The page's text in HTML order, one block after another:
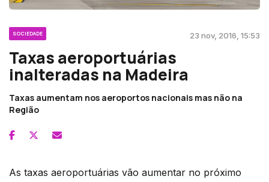
SOCIEDADE 23 nov, 2016, 15:53
Taxas aeroportuárias
inalteradas na Madeira
Taxas aumentam nos aeroportos nacionais mas não na
Região
As taxas aeroportuárias vão aumentar no próximo